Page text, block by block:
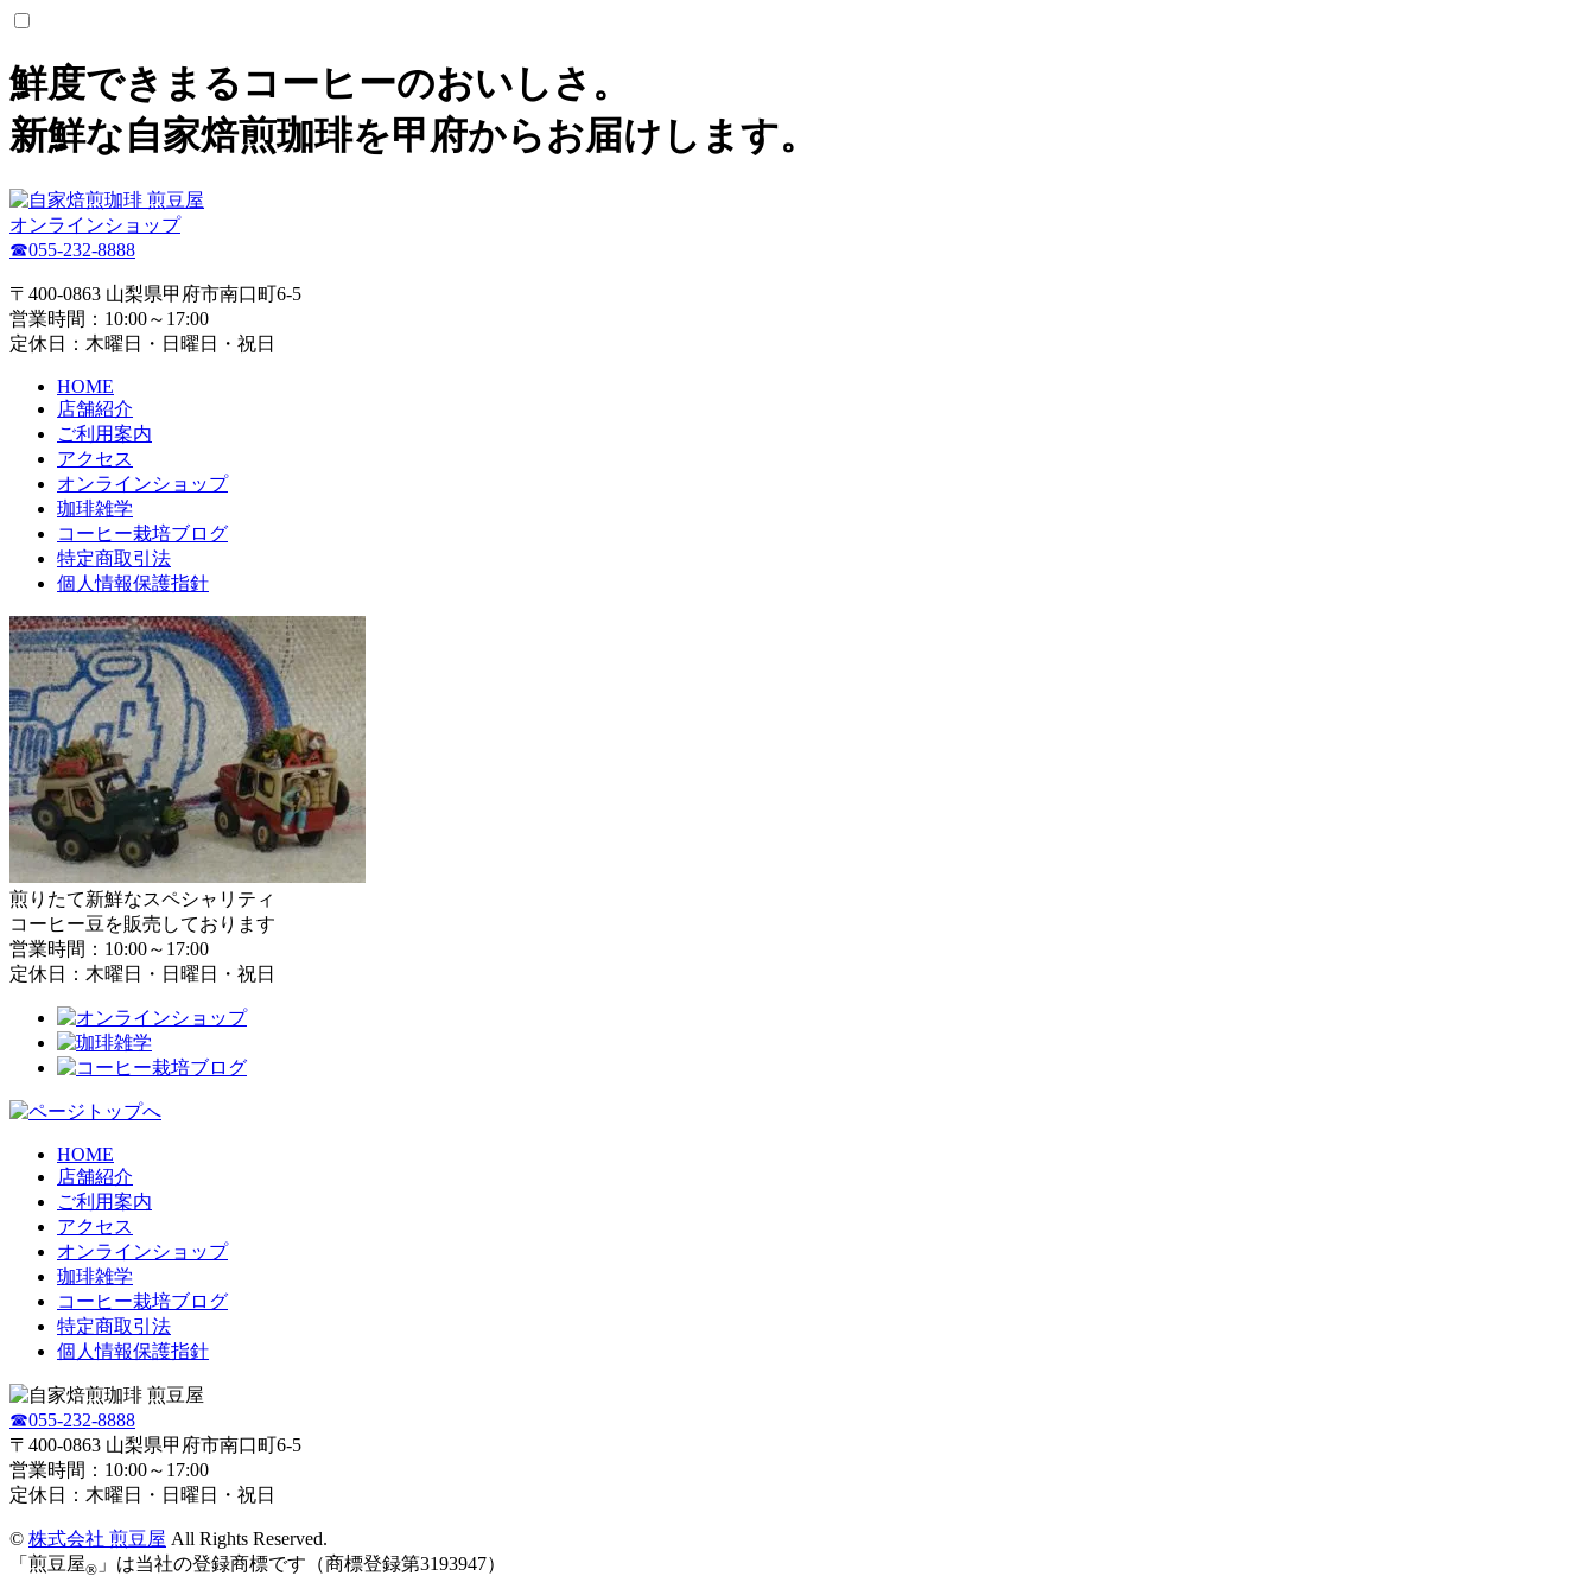
鮮度できまるコーヒーのおいしさ。
新鮮な自家焙煎珈琲を甲府からお届けします。
オンラインショップ
☎055-232-8888
〒400-0863 山梨県甲府市南口町6-5
営業時間：10:00～17:00
定休日：木曜日・日曜日・祝日
HOME
店舗紹介
ご利用案内
アクセス
オンラインショップ
珈琲雑学
コーヒー栽培ブログ
特定商取引法
個人情報保護指針
煎りたて新鮮なスペシャリティ
コーヒー豆を販売しております
営業時間：10:00～17:00
定休日：木曜日・日曜日・祝日
HOME
店舗紹介
ご利用案内
アクセス
オンラインショップ
珈琲雑学
コーヒー栽培ブログ
特定商取引法
個人情報保護指針
☎055-232-8888
〒400-0863 山梨県甲府市南口町6-5
営業時間：10:00～17:00
定休日：木曜日・日曜日・祝日
© 株式会社 煎豆屋 All Rights Reserved.
「煎豆屋® 」は当社の登録商標です（商標登録第3193947）